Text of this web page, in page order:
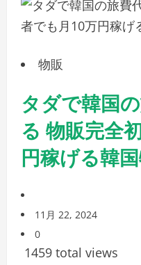
物販
タダで韓国
る 物販完全
円稼げる韓
11月 22, 2024
0
1459 total views